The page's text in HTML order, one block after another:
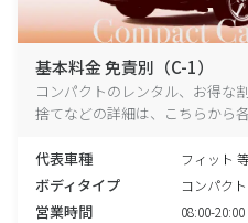
基本料金 免責別（C-1）
コンパクトのレンタル、お得な
捨てなどの詳細は、こちらから
代表車種 フィット
ボディタイプ コンパクト
営業時間 08:00-20:00